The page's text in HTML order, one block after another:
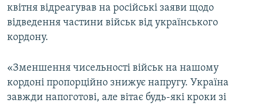
Усі сайти RFE/RL
квітня відреагував на російські заяви щодо
відведення частини військ від українського
кордону.
«Зменшення чисельності військ на нашому
кордоні пропорційно знижує напругу. Україна
завжди напоготові, але вітає будь-які кроки зі